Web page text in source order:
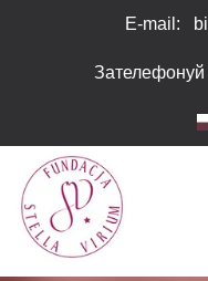
містить
систему
доступності.
E-mail:
Зателефонуй